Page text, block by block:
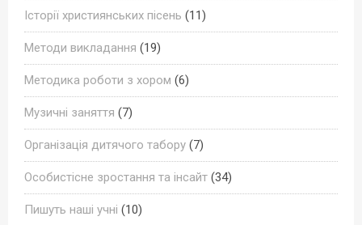
Історії християнських пісень (11)
Методи викладання (19)
Методика роботи з хором (6)
Музичні заняття (7)
Організація дитячого табору (7)
Особистісне зростання та інсайт (34)
Пишуть наші учні (10)